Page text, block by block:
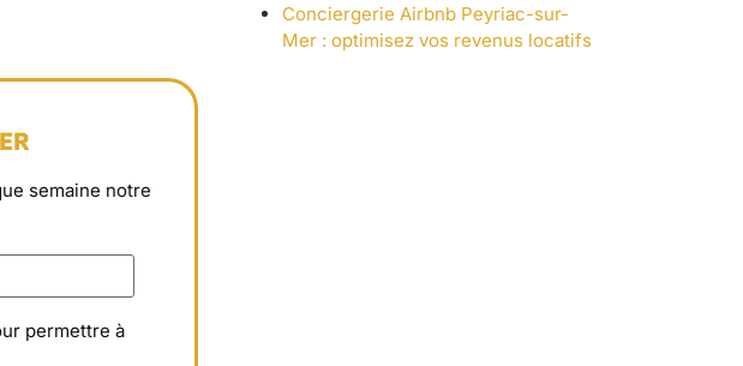
semaine notre
permettre à
Conciergerie Airbnb Peyriac-sur-
Mer : optimisez vos revenus locatifs